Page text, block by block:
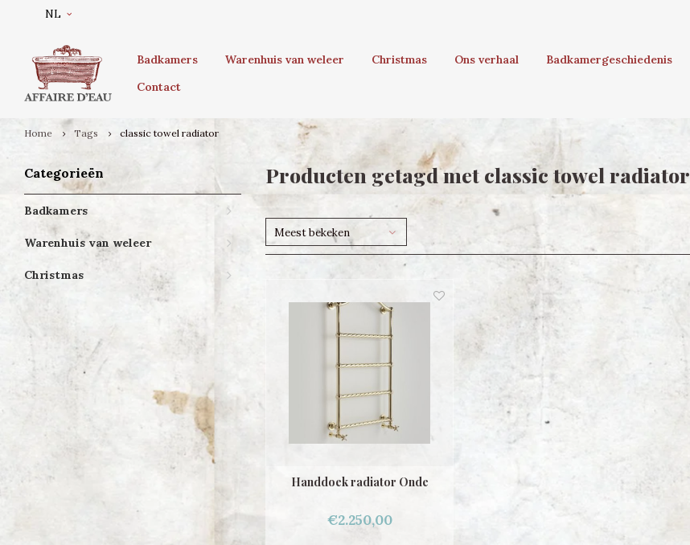
NL
Badkamers Warenhuis van weleer Christmas Ons verhaal Badkamergeschiedenis
Contact
Home Tags classic towel radiator
Categorieën
Badkamers
Warenhuis van weleer
Christmas
Producten getagd met classic towel radiator
Meest bekeken
Handdoek radiator Onde
€2.250,00